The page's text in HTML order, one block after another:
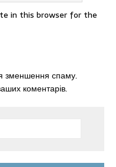
in this browser for the
зменшення спаму.
коментарів.